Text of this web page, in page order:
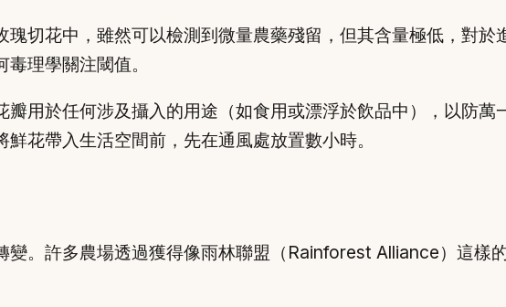
切花中，雖然可以檢測到微量農藥殘留，但其含量極低，對於
理學關注閾值。
用於任何涉及攝入的用途（如食用或漂浮於飲品中），以防萬
花帶入生活空間前，先在通風處放置數小時。
。許多農場透過獲得像雨林聯盟（Rainforest Alliance）這樣